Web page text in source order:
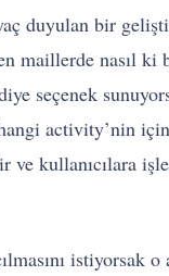
duyulan bir
maillerde nasıl ki
seçenek
activity’nin
kullanıcılara
istiyorsak